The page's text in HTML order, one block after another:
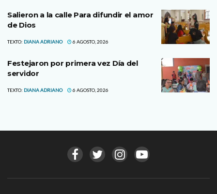
Salieron a la calle Para difundir el amor
de Dios
TEXTO: DIANA ADRIANO 6 AGOSTO, 2026
Festejaron por primera vez Día del
servidor
TEXTO: DIANA ADRIANO 6 AGOSTO, 2026